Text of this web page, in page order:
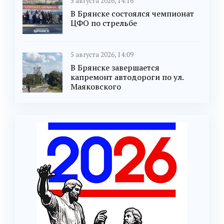
В Брянске состоялся чемпионат
ЦФО по стрельбе
5 августа 2026, 14:09
В Брянске завершается
капремонт автодороги по ул.
Маяковского